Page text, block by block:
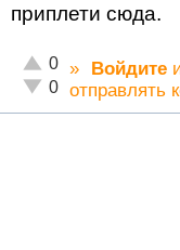
приплети сюда.
Отлично!
0
Неадекватно!
0
» Войдите
отправлять